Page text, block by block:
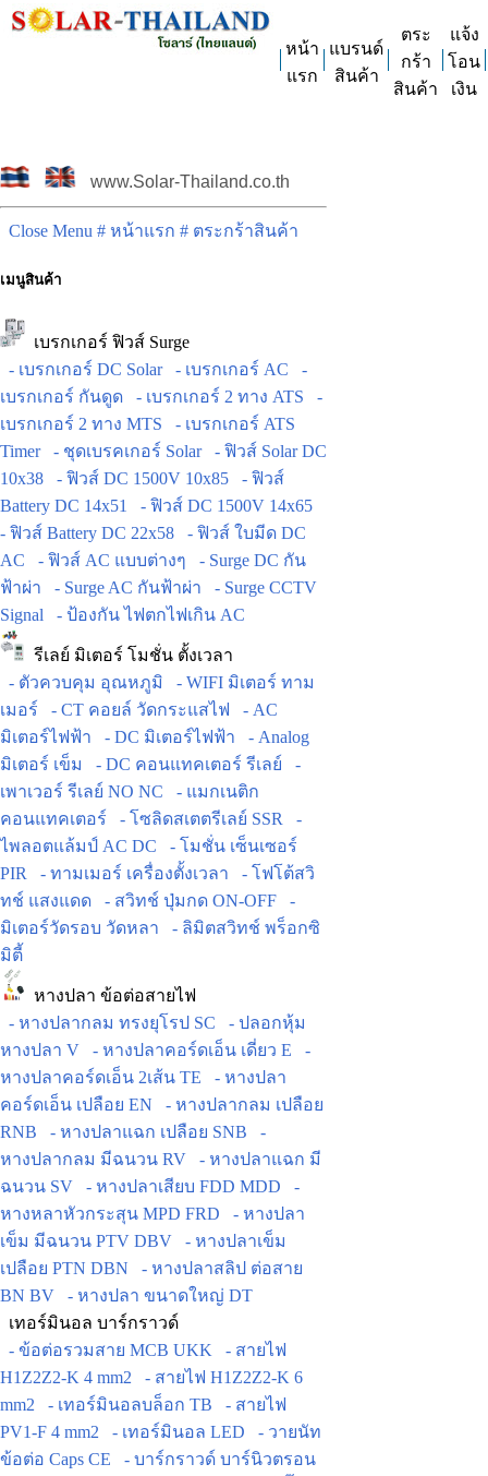
หน้า
แรก
แบรนด์
สินค้า
ตระ
กร้า
สินค้า
แจ้ง
โอน
เงิน
www.Solar-Thailand.co.th
Close Menu # หน้าแรก # ตระกร้าสินค้า
เมนูสินค้า
เบรกเกอร์ ฟิวส์ Surge
- เบรกเกอร์ DC Solar
- เบรกเกอร์ AC
-
เบรกเกอร์ กันดูด
- เบรกเกอร์ 2 ทาง ATS
-
เบรกเกอร์ 2 ทาง MTS
- เบรกเกอร์ ATS
Timer
- ชุดเบรคเกอร์ Solar
- ฟิวส์ Solar DC
10x38
- ฟิวส์ DC 1500V 10x85
- ฟิวส์
Battery DC 14x51
- ฟิวส์ DC 1500V 14x65
- ฟิวส์ Battery DC 22x58
- ฟิวส์ ใบมีด DC
AC
- ฟิวส์ AC แบบต่างๆ
- Surge DC กัน
ฟ้าผ่า
- Surge AC กันฟ้าผ่า
- Surge CCTV
Signal
- ป้องกัน ไฟตกไฟเกิน AC
รีเลย์ มิเตอร์ โมชั่น ตั้งเวลา
- ตัวควบคุม อุณหภูมิ
- WIFI มิเตอร์ ทาม
เมอร์
- CT คอยล์ วัดกระแสไฟ
- AC
มิเตอร์ไฟฟ้า
- DC มิเตอร์ไฟฟ้า
- Analog
มิเตอร์ เข็ม
- DC คอนแทคเตอร์ รีเลย์
-
เพาเวอร์ รีเลย์ NO NC
- แมกเนติก
คอนแทคเตอร์
- โซลิดสเตตรีเลย์ SSR
-
ไพลอตแล้มป์ AC DC
- โมชั่น เซ็นเซอร์
PIR
- ทามเมอร์ เครื่องตั้งเวลา
- โฟโต้สวิ
ทช์ แสงแดด
- สวิทช์ ปุ่มกด ON-OFF
-
มิเตอร์วัดรอบ วัดหลา
- ลิมิตสวิทช์ พร็อกซิ
มิตี้
หางปลา ข้อต่อสายไฟ
- หางปลากลม ทรงยุโรป SC
- ปลอกหุ้ม
หางปลา V
- หางปลาคอร์ดเอ็น เดี่ยว E
-
หางปลาคอร์ดเอ็น 2เส้น TE
- หางปลา
คอร์ดเอ็น เปลือย EN
- หางปลากลม เปลือย
RNB
- หางปลาแฉก เปลือย SNB
-
หางปลากลม มีฉนวน RV
- หางปลาแฉก มี
ฉนวน SV
- หางปลาเสียบ FDD MDD
-
หางหลาหัวกระสุน MPD FRD
- หางปลา
เข็ม มีฉนวน PTV DBV
- หางปลาเข็ม
เปลือย PTN DBN
- หางปลาสลิป ต่อสาย
BN BV
- หางปลา ขนาดใหญ่ DT
เทอร์มินอล บาร์กราวด์
- ข้อต่อรวมสาย MCB UKK
- สายไฟ
H1Z2Z2-K 4 mm2
- สายไฟ H1Z2Z2-K 6
mm2
- เทอร์มินอลบล็อก TB
- สายไฟ
PV1-F 4 mm2
- เทอร์มินอล LED
- วายนัท
ข้อต่อ Caps CE
- บาร์กราวด์ บาร์นิวตรอน